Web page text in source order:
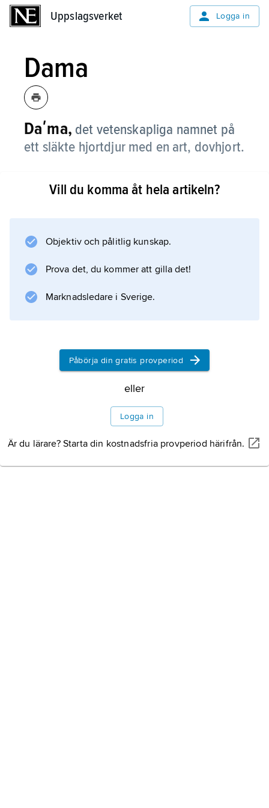
Uppslagsverket Logga in
Dama
Daʹma, det vetenskapliga namnet på
ett släkte hjortdjur med en art, dovhjort.
Vill du komma åt hela artikeln?
Objektiv och pålitlig kunskap.
Prova det, du kommer att gilla det!
Marknadsledare i Sverige.
Påbörja din gratis provperiod
eller
Logga in
Är du lärare? Starta din kostnadsfria provperiod härifrån.